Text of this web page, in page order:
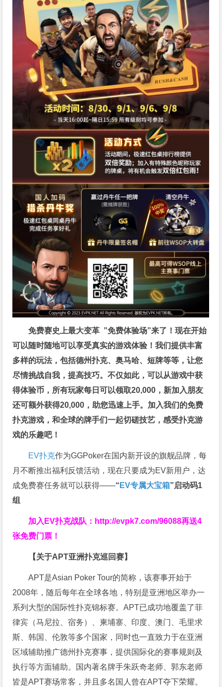
免费赛史上最大变革 ”免费体验场”来了！现在开始
可以随时随地可以享受真实的游戏体验！我们提供丰富
多样的玩法，包括德州扑克、奥马哈、短牌等等，让您
尽情挑战自我，提高技巧。不仅如此，可以从游戏中获
得体验币，所有玩家每日可以领取20,000，新加入朋友
还可额外获得20,000，助您迅速上手。 加入我们的免费
扑克游戏，和全球的牌手们一起切磋技艺，感受扑克游
戏的乐趣吧！
EV扑克作为GGPoker在国内新开设的旗舰品牌，每
月不断推出福利反馈活动，现在只要成为EV新用户，达
成免费赛任务就可以获得——“ EV专属大宝箱”启动码1
组
加入EV扑克战队： http://evpk7.com/96088再送4
张免费门票！
【关于APT亚洲扑克巡回赛】
APT是Asian Poker Tour的简称，该赛事开始于
2008年，随后每年在全球各地，特别是亚洲地区举办一
系列大型的国际性扑克锦标赛。APT已成功地覆盖了菲
律宾（马尼拉、宿务）、柬埔寨、印度、澳门、毛里求
斯、韩国、伦敦等多个国家，同时也一直致力于在亚洲
区域辅助推广德州扑克赛事，提供国际化的赛事规则及
执行等方面辅助。国内著名牌手朱跃奇老师、郭东老师
皆是APT赛场常客，并且多名国人曾在APT夺下荣耀。